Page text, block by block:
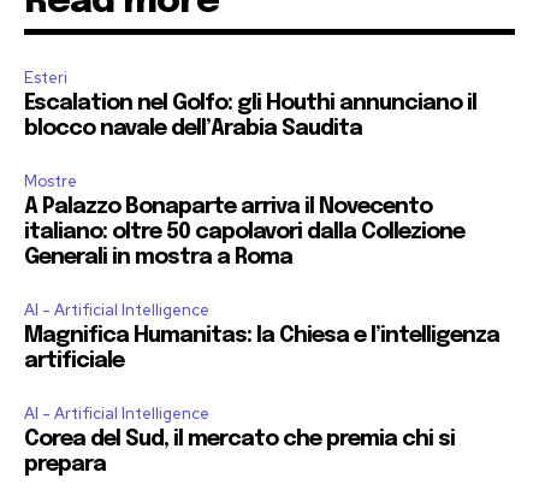
Esteri
Escalation nel Golfo: gli Houthi annunciano il
blocco navale dell’Arabia Saudita
Mostre
A Palazzo Bonaparte arriva il Novecento
italiano: oltre 50 capolavori dalla Collezione
Generali in mostra a Roma
AI - Artificial Intelligence
Magnifica Humanitas: la Chiesa e l’intelligenza
artificiale
AI - Artificial Intelligence
Corea del Sud, il mercato che premia chi si
prepara